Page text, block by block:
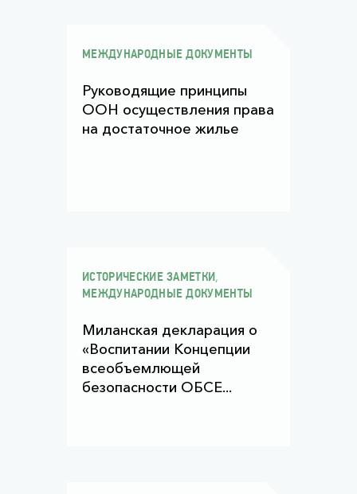
МЕЖДУНАРОДНЫЕ ДОКУМЕНТЫ
Руководящие принципы
ООН осуществления права
на достаточное жилье
ИСТОРИЧЕСКИЕ ЗАМЕТКИ,
МЕЖДУНАРОДНЫЕ ДОКУМЕНТЫ
Миланская декларация о
«Воспитании Концепции
всеобъемлющей
безопасности ОБСЕ...